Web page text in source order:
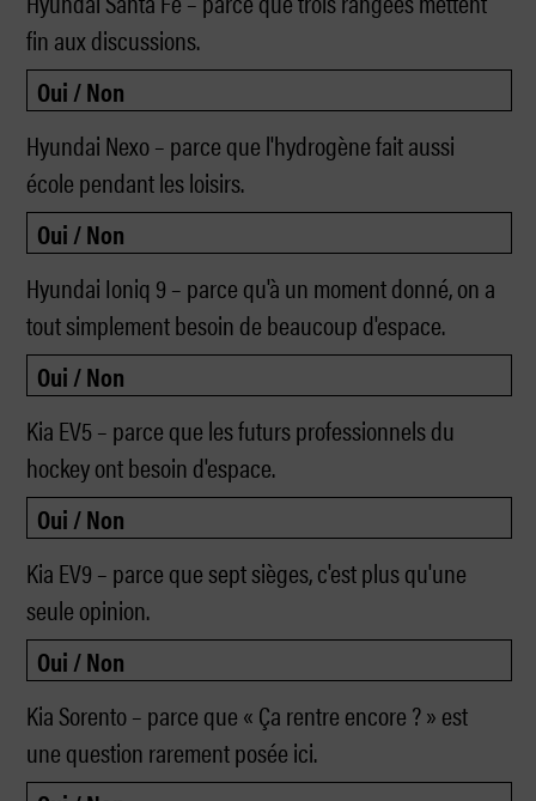
fin aux discussions.
Hyundai Nexo – parce que l'hydrogène fait aussi
école pendant les loisirs.
Hyundai Ioniq 9 – parce qu'à un moment donné, on a
tout simplement besoin de beaucoup d'espace.
Kia EV5 – parce que les futurs professionnels du
hockey ont besoin d'espace.
Kia EV9 – parce que sept sièges, c'est plus qu'une
seule opinion.
Kia Sorento – parce que « Ça rentre encore ? » est
une question rarement posée ici.